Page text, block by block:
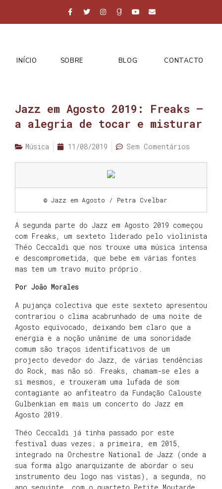
INÍCIO SOBRE BLOG CONTACTO
Jazz em Agosto 2019: Freaks –
a alegria de tocar e misturar
Música 11/08/2019 Sem Comentários
© Jazz em Agosto / Petra Cvelbar
A segunda parte do Jazz em Agosto 2019 começou
com Freaks, um sexteto liderado pelo violinista
Théo Ceccaldi que nos trouxe uma música intensa
e descomprometida, que bebe em várias fontes
mas tem um travo muito próprio.
Por João Morales
A pujança colectiva que este sexteto apresentou
contrariou o clima acabrunhado de uma noite de
Agosto equivocado, deixando bem claro que a
energia e a noção unânime de uma sonoridade
comum são traços identificativos de um
projecto devedor do Jazz, de várias tendências
do Rock, mas não só. Freaks, chamam-se eles a
si mesmos, e trouxeram uma lufada de som
contagiante ao anfiteatro da Fundação Calouste
Gulbenkian em mais um concerto do Jazz em
Agosto 2019.
Théo Ceccaldi já tinha passado por este
festival duas vezes; a primeira, em 2015,
integrado na Orchestre National de Jazz (onde a
sua forma algo anarquizante de abordar o seu
instrumento deu logo nas vistas), a segunda, no